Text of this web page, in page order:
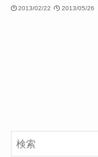
2013/02/22 2013/05/26